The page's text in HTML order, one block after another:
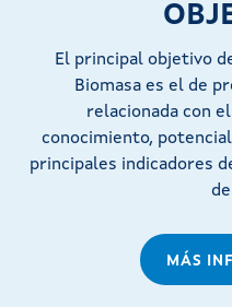
El principal objetivo
Biomasa es el de
relacionada con
conocimiento,
principales indicadores
MÁS